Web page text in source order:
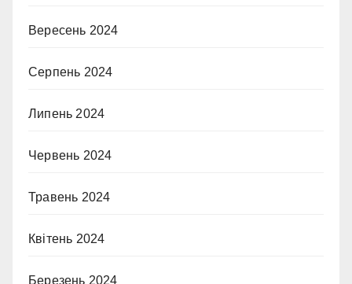
Вересень 2024
Серпень 2024
Липень 2024
Червень 2024
Травень 2024
Квітень 2024
Березень 2024